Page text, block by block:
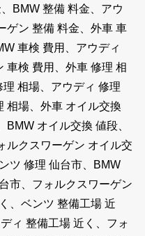
BMW 整備 料金、アウ
ゲン 整備 料金、外車 車
車検 費用、アウディ
車検 費用、外車 修理 相
相場、アウディ 修理
相場、外車 オイル交換
オイル交換 値段、
ルクスワーゲン オイル交
ツ 修理 仙台市、BMW
市、フォルクスワーゲン
、ベンツ 整備工場 近
ィ 整備工場 近く、フォ